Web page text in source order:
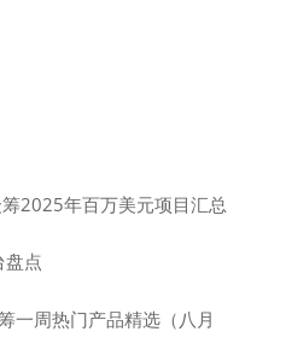
2025年百万美元项目汇总
点
一周热门产品精选（八月